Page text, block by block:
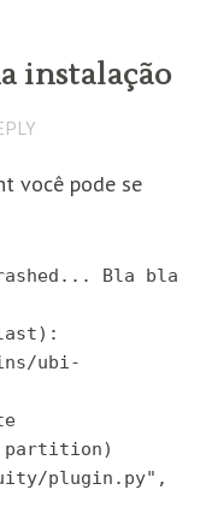
instalação
você pode se
Bla bla
ubi-
partition)
plugin.py",